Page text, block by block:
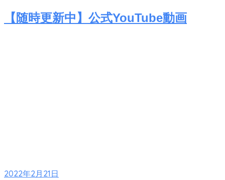
【随時更新中】公式YouTube動画
2022年2月21日